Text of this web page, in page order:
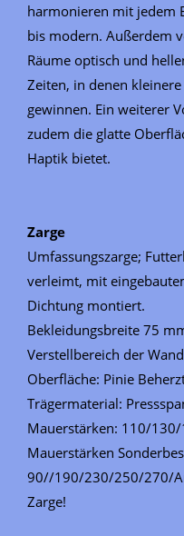
harmonieren mit jedem
bis modern. Außerdem
Räume optisch und
Zeiten, in denen
gewinnen. Ein weiterer
zudem die glatte
Haptik bietet.
Zarge
Umfassungszarge;
verleimt, mit
Dichtung montiert.
Bekleidungsbreite 75
Verstellbereich der
Oberfläche: Pinie
Trägermaterial:
Mauerstärken: 110/
Mauerstärken
90//190/230/250/270/
Zarge!